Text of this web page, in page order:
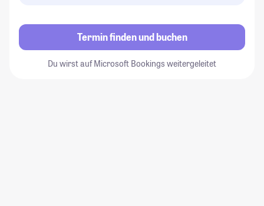
Termin finden und buchen
Du wirst auf Microsoft Bookings weitergeleitet